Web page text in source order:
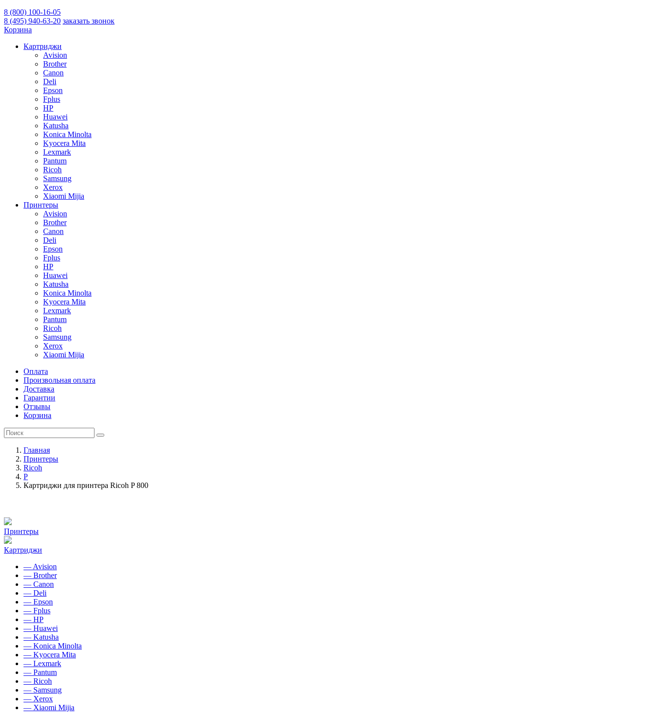
8 (800) 100-16-05
8 (495) 940-63-20 заказать звонок
Корзина
Картриджи
Avision
Brother
Canon
Deli
Epson
Fplus
HP
Huawei
Katusha
Konica Minolta
Kyocera Mita
Lexmark
Pantum
Ricoh
Samsung
Xerox
Xiaomi Mijia
Принтеры
Avision
Brother
Canon
Deli
Epson
Fplus
HP
Huawei
Katusha
Konica Minolta
Kyocera Mita
Lexmark
Pantum
Ricoh
Samsung
Xerox
Xiaomi Mijia
Оплата
Произвольная оплата
Доставка
Гарантии
Отзывы
Корзина
Главная
Принтеры
Ricoh
P
Картриджи для принтера Ricoh P 800
Принтеры
Картриджи
— Avision
— Brother
— Canon
— Deli
— Epson
— Fplus
— HP
— Huawei
— Katusha
— Konica Minolta
— Kyocera Mita
— Lexmark
— Pantum
— Ricoh
— Samsung
— Xerox
— Xiaomi Mijia